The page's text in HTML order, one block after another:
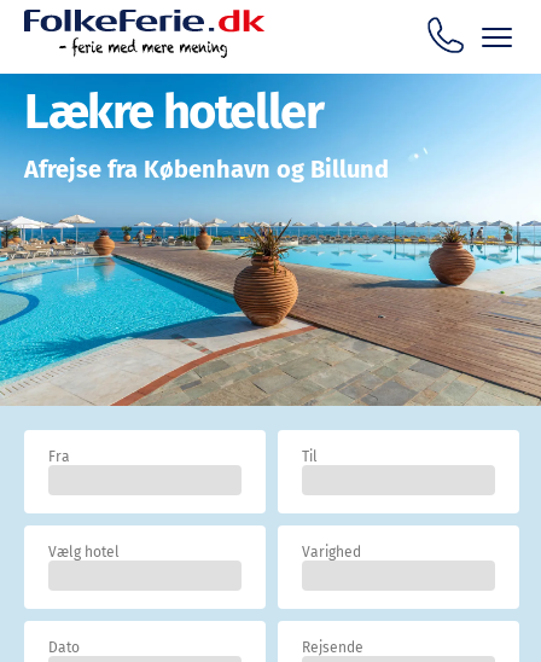
Lækre hoteller
Afrejse fra København og Billund
Fra Til
Vælg hotel Varighed
Dato Rejsende